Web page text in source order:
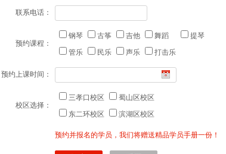
蒙悦回复：
您好 如果下定决心走艺术这
完全来的及的。音乐艺考当中
三门包括视唱练耳乐理等，主
世上无难事，只怕有心人啊
些学生高三才开始准备，统
因为学音乐不仅仅需要感觉，
的努力也很重要。
2016-12-
学爵士
蒙悦回复：
联系电话：
预约课程：
钢琴 古筝 吉他 舞蹈
提琴
管乐
民乐 声乐 打击乐
预约上课时间：
校区选择：
三孝口校区
蜀山区校区
东二环校区
滨湖区校区
预约并报名的学员，我们将赠送精品学员手册一份！